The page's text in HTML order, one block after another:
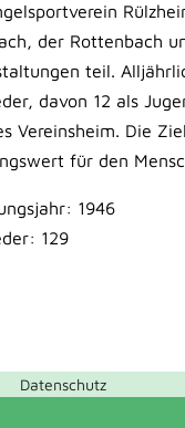
der Rottenbach
teil.
davon 12 als
Vereinsheim. Die
für den
1946
129
Datenschutz